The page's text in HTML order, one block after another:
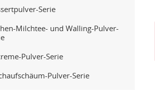
Serie
Milchtee- und Walling-Pulver-
Pulver-Serie
Pulver-Serie